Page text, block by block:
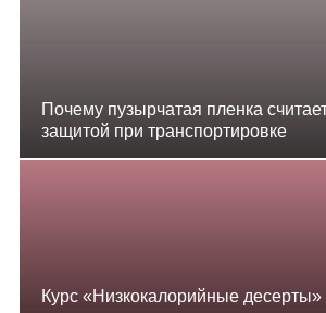
Почему пузырчатая пленка
защитой при транспортировке
Курс «Низкокалорийные десерты»